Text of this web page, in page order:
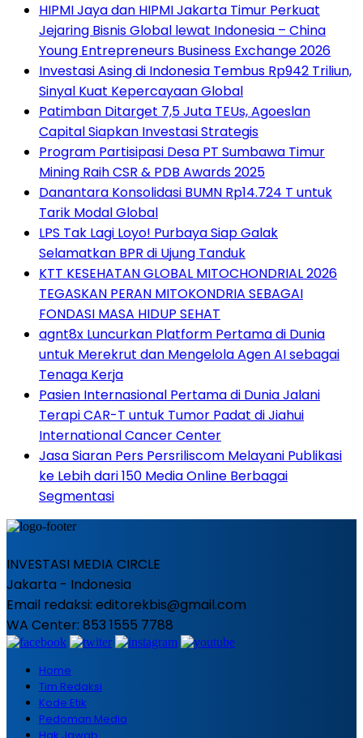
HIPMI Jaya dan HIPMI Jakarta Timur Perkuat
Jejaring Bisnis Global lewat Indonesia – China
Young Entrepreneurs Business Exchange 2026
Investasi Asing di Indonesia Tembus Rp942 Triliun,
Sinyal Kuat Kepercayaan Global
Patimban Ditarget 7,5 Juta TEUs, Agoeslan
Capital Siapkan Investasi Strategis
Program Partisipasi Desa PT Sumbawa Timur
Mining Raih CSR & PDB Awards 2025
Danantara Konsolidasi BUMN Rp14.724 T untuk
Tarik Modal Global
LPS Tak Lagi Loyo! Purbaya Siap Galak
Selamatkan BPR di Ujung Tanduk
KTT KESEHATAN GLOBAL MITOCHONDRIAL 2026
TEGASKAN PERAN MITOKONDRIA SEBAGAI
FONDASI MASA HIDUP SEHAT
agnt8x Luncurkan Platform Pertama di Dunia
untuk Merekrut dan Mengelola Agen AI sebagai
Tenaga Kerja
Pasien Internasional Pertama di Dunia Jalani
Terapi CAR-T untuk Tumor Padat di Jiahui
International Cancer Center
Jasa Siaran Pers Persriliscom Melayani Publikasi
ke Lebih dari 150 Media Online Berbagai
Segmentasi
INVESTASI MEDIA CIRCLE
Jakarta - Indonesia
Email redaksi: editorekbis@gmail.com
WA Center: 853 1555 7788
Home
Tim Redaksi
Kode Etik
Pedoman Media